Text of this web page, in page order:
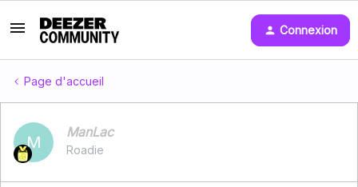
Connexion
Page d'accueil
M
ManLac
Roadie